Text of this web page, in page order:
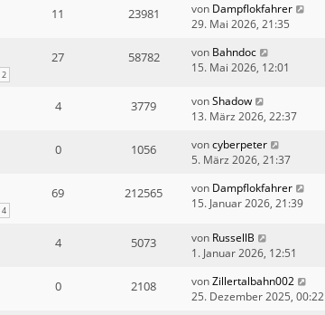
11 23981 von Dampflokfahrer
29. Mai 2026, 21:35
2
27 58782 von Bahndoc
15. Mai 2026, 12:01
4 3779 vonShadow
13. März 2026, 22:37
0 1056 voncyberpeter
5. März 2026, 21:37
4
69 212565 von Dampflokfahrer
15. Januar 2026, 21:39
4 5073 von RussellB
1. Januar 2026, 12:51
0 2108 vonZillertalbahn002
25. Dezember 2025, 00:22